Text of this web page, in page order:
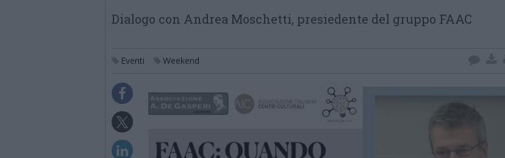
Dialogo con Andrea Moschetti, presiedente del gruppo FAAC
Eventi Weekend